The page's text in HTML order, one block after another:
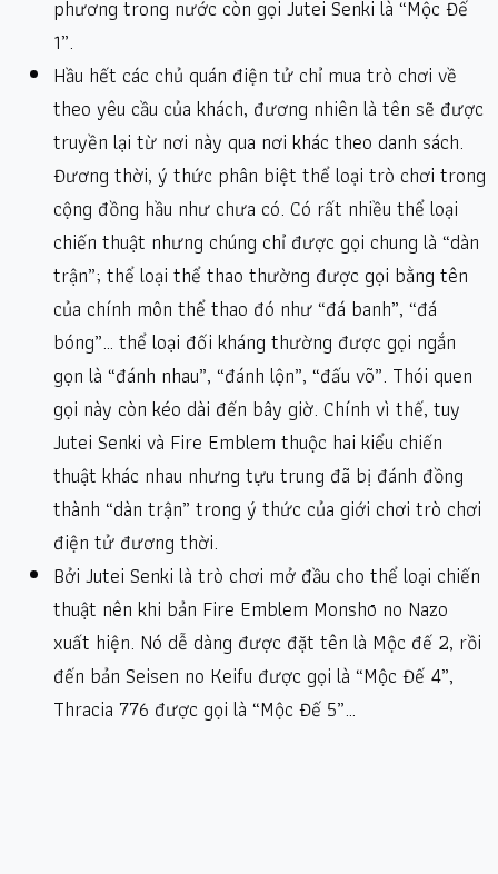
phương trong nước còn gọi Jutei Senki là “Mộc Đế
1”.
Hầu hết các chủ quán điện tử chỉ mua trò chơi về
theo yêu cầu của khách, đương nhiên là tên sẽ được
truyền lại từ nơi này qua nơi khác theo danh sách.
Đương thời, ý thức phân biệt thể loại trò chơi trong
cộng đồng hầu như chưa có. Có rất nhiều thể loại
chiến thuật nhưng chúng chỉ được gọi chung là “dàn
trận”; thể loại thể thao thường được gọi bằng tên
của chính môn thể thao đó như “đá banh”, “đá
bóng”… thể loại đối kháng thường được gọi ngắn
gọn là “đánh nhau”, “đánh lộn”, “đấu võ”. Thói quen
gọi này còn kéo dài đến bây giờ. Chính vì thế, tuy
Jutei Senki và Fire Emblem thuộc hai kiểu chiến
thuật khác nhau nhưng tựu trung đã bị đánh đồng
thành “dàn trận” trong ý thức của giới chơi trò chơi
điện tử đương thời.
Bởi Jutei Senki là trò chơi mở đầu cho thể loại chiến
thuật nên khi bản Fire Emblem Monshō no Nazo
xuất hiện. Nó dễ dàng được đặt tên là Mộc đế 2, rồi
đến bản Seisen no Keifu được gọi là “Mộc Đế 4”,
Thracia 776 được gọi là “Mộc Đế 5”…